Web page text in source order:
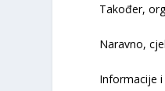
Također,
Naravno,
Informacije i